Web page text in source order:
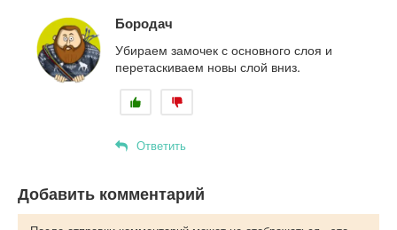
Бородач
Убираем замочек с основного слоя и
перетаскиваем новы слой вниз.
Ответить
Добавить комментарий